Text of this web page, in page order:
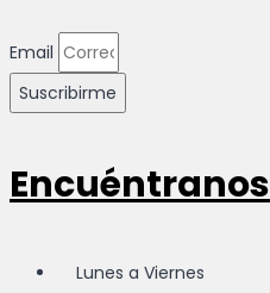
Email
Suscribirme
Encuéntranos
Lunes a Viernes